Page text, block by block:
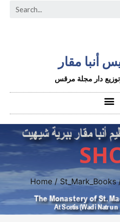
أنبا مقار
دار مجلة مرقس
Home/ St_Mark_Books